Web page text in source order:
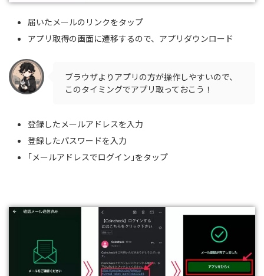
届いたメールのリンクをタップ
アプリ取得の画面に遷移するので、アプリダウンロード
ブラウザよりアプリの方が操作しやすいので、
このタイミングでアプリ取っておこう！
登録したメールアドレスを入力
登録したパスワードを入力
｢メールアドレスでログイン｣をタップ